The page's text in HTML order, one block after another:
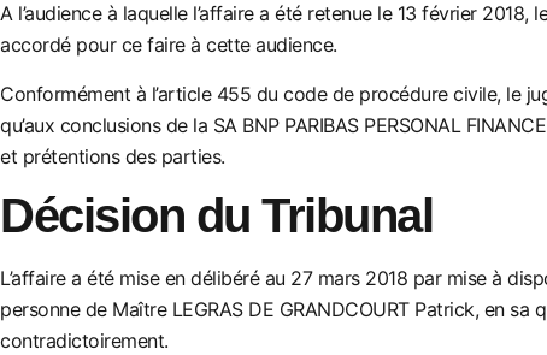
A l’audience à laquelle l’affaire a été retenue le 13 février
accordé pour ce faire à cette audience.
Conformément à l’article 455 du code de procédure civile, le
qu’aux conclusions de la SA BNP PARIBAS PERSONAL
et prétentions des parties.
Décision du Tribunal
L’affaire a été mise en délibéré au 27 mars 2018 par mise à
personne de Maître LEGRAS DE GRANDCOURT Patrick, en sa
contradictoirement.